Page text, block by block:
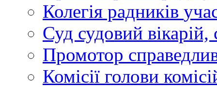
Колегія радників
Суд судовий вікарій,
Промотор
Комісії голови